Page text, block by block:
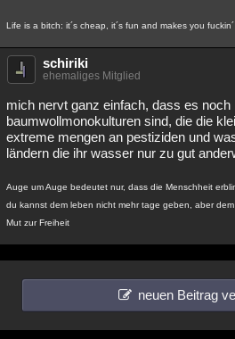
Life is a bitch: it´s cheap, it´s fun and makes you fuckin´
schiriki
ehemaliges Mitglied
mich nervt ganz einfach, dass es noch
baumwollmonokulturen sind, die die
extreme mengen an pestiziden und
ländern die ihr wasser nur zu gut
Auge um Auge bedeutet nur, dass die Menschheit
du kannst dem leben nicht mehr tage geben, aber dem
Mut zur Freiheit
neuen Beitrag